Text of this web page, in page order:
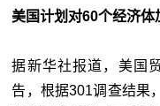
美国计划对60个经济
据新华社报道，美国
告，根据301调查结果